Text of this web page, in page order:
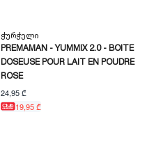
Ჭურჭელი
PREMAMAN - YUMMIX 2.0 - BOITE
DOSEUSE POUR LAIT EN POUDRE
ROSE
24,95 ₾
19,95 ₾